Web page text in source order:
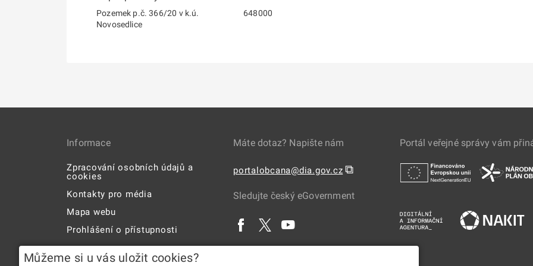
Pozemek p.č. 366/20 v k.ú.
Novosedlice
648000
Informace
Zpracování osobních údajů a
cookies
Kontakty pro média
Mapa webu
Prohlášení o přístupnosti
Máte dotaz? Napište nám
portalobcana@dia.gov.cz ⧉
Sledujte český eGovernment
Portál veřejné správy vám
Můžeme si u vás uložit cookies?